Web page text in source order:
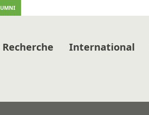
Recherche International